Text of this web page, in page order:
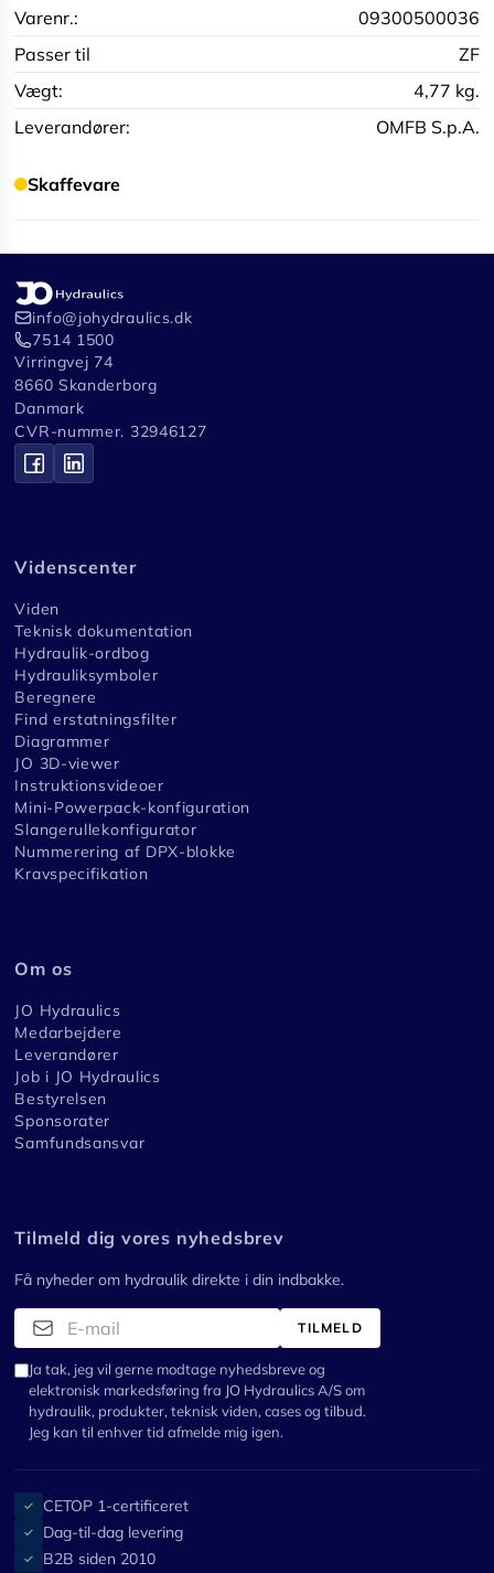
Varenr.:
09300500036
Passer til
ZF
Vægt:
4,77 kg.
Leverandører:
OMFB S.p.A.
Skaffevare
info@johydraulics.dk
7514 1500
Virringvej 74
8660 Skanderborg
Danmark
CVR-nummer. 32946127
Videnscenter
Viden
Teknisk dokumentation
Hydraulik-ordbog
Hydrauliksymboler
Beregnere
Find erstatningsfilter
Diagrammer
JO 3D-viewer
Instruktionsvideoer
Mini-Powerpack-konfiguration
Slangerullekonfigurator
Nummerering af DPX-blokke
Kravspecifikation
Om os
JO Hydraulics
Medarbejdere
Leverandører
Job i JO Hydraulics
Bestyrelsen
Sponsorater
Samfundsansvar
Tilmeld dig vores nyhedsbrev
Få nyheder om hydraulik direkte i din indbakke.
TILMELD
Ja tak, jeg vil gerne modtage nyhedsbreve og
elektronisk markedsføring fra JO Hydraulics A/S om
hydraulik, produkter, teknisk viden, cases og tilbud.
Jeg kan til enhver tid afmelde mig igen.
✓ CETOP 1-certificeret
✓ Dag-til-dag levering
✓ B2B siden 2010